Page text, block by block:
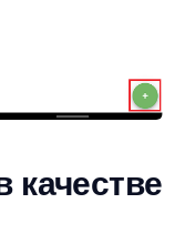
качестве